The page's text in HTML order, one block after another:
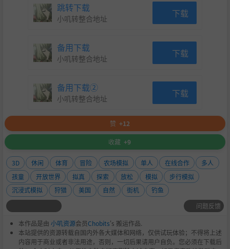
跳转下载
小叽转整合地址 下载
备用下载
小叽转整合地址 下载
备用下载②
小叽转整合地址 下载
赞 +12
收藏 +9
3D 休闲 体育 冒险 农场模拟 单人 在线合作
多人
孩童
开放世界 拟真 探索 放松 模拟
步行模拟
沉浸式模拟
狩猎 美国 自然 街机
钓鱼
问题反馈
本作品是由 小叽资源会员Chobits's 搬运作品.
本站提供的资源转载自国内外各大媒体和网络，仅供试玩体验；不得将上述
内容用于商业或者非法用途，否则，一切后果请用户自负。您必须在下载后